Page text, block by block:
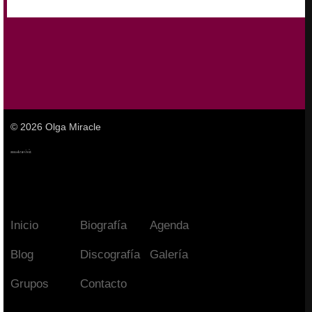
© 2026 Olga Miracle
Inicio Biografía Agenda
Blog Discografía Galería
Grupos Contacto